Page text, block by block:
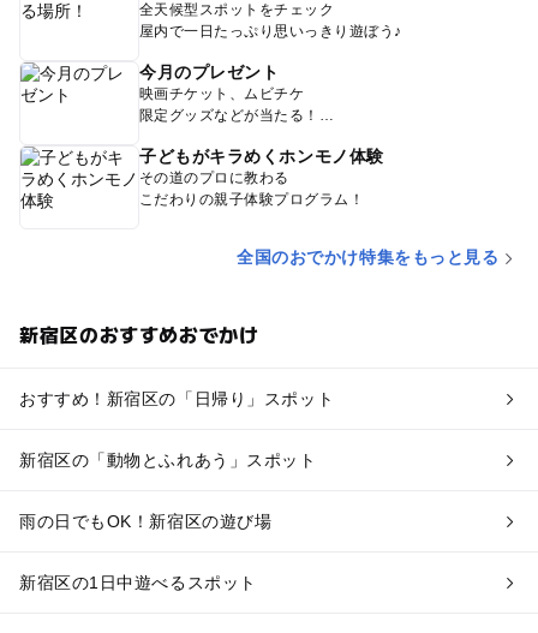
全天候型スポットをチェック
屋内で一日たっぷり思いっきり遊ぼう♪
今月のプレゼント
映画チケット、ムビチケ
限定グッズなどが当たる！
子どもがキラめくホンモノ体験
その道のプロに教わる
こだわりの親子体験プログラム！
全国のおでかけ特集をもっと見る
新宿区のおすすめおでかけ
おすすめ！新宿区の「日帰り」スポット
新宿区の「動物とふれあう」スポット
雨の日でもOK！新宿区の遊び場
新宿区の1日中遊べるスポット